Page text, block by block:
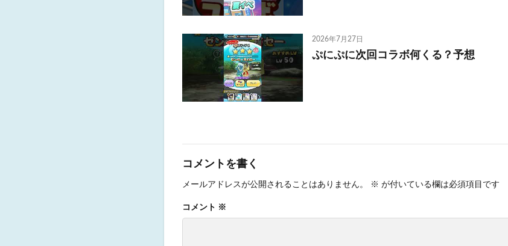
2026年7月27日
ぷにぷに次回コラボ何くる？予想
コメントを書く
メールアドレスが公開されることはありません。 ※ が付いている欄は必須項目です
コメント ※